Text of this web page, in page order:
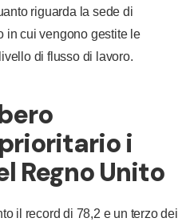
riguarda la sede di
in cui vengono gestite le
di flusso di lavoro.
i
Regno Unito
il record di 78,2 e un terzo dei